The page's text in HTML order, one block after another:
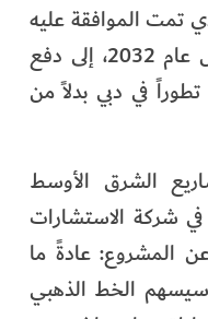
تمت الموافقة عليه
في إبريل والمقرر اكتماله بحلول عام 2032، إلى دفع
في دبي بدلاً من
الشرق الأوسط
شركة الاستشارات
عن المشروع: عادةً ما
سيسهم الخط الذهبي